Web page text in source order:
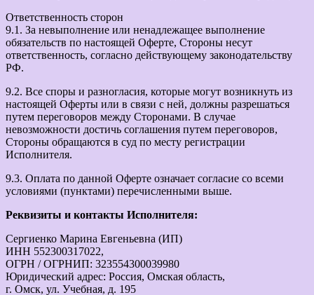
Ответственность сторон
9.1. За невыполнение или ненадлежащее выполнение
обязательств по настоящей Оферте, Стороны несут
ответственность, согласно действующему законодательству
РФ.
9.2. Все споры и разногласия, которые могут возникнуть из
настоящей Оферты или в связи с ней, должны разрешаться
путем переговоров между Сторонами. В случае
невозможности достичь соглашения путем переговоров,
Стороны обращаются в суд по месту регистрации
Исполнителя.
9.3. Оплата по данной Оферте означает согласие со всеми
условиями (пунктами) перечисленными выше.
Реквизиты и контакты Исполнителя:
Сергиенко Марина Евгеньевна (ИП)
ИНН 552300317022,
ОГРН / ОГРНИП: 323554300039980
Юридический адрес: Россия, Омская область,
г. Омск, ул. Учебная, д. 195